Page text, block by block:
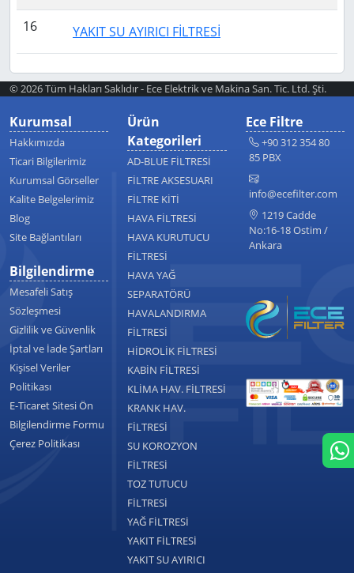
16 YAKIT SU AYIRICI FİLTRESİ
© 2026 Tüm Hakları Saklıdır - Ece Elektrik ve Makina San. Tic. Ltd. Şti.
Kurumsal
Hakkımızda
Ticari Bilgilerimiz
Kurumsal Görseller
Kalite Belgelerimiz
Blog
Site Bağlantıları
Bilgilendirme
Mesafeli Satış
Sözleşmesi
Gizlilik ve Güvenlik
İptal ve İade Şartları
Kişisel Veriler
Politikası
E-Ticaret Sitesi Ön
Bilgilendirme Formu
Çerez Politikası
Ürün
Kategorileri
AD-BLUE FİLTRESİ
FİLTRE AKSESUARI
FİLTRE KİTİ
HAVA FİLTRESİ
HAVA KURUTUCU
FİLTRESİ
HAVA YAĞ
SEPARATÖRÜ
HAVALANDIRMA
FİLTRESİ
HİDROLİK FİLTRESİ
KABİN FİLTRESİ
KLİMA HAV. FİLTRESİ
KRANK HAV.
FİLTRESİ
SU KOROZYON
FİLTRESİ
TOZ TUTUCU
FİLTRESİ
YAĞ FİLTRESİ
YAKIT FİLTRESİ
YAKIT SU AYIRICI
Ece Filtre
+90 312 354 80
85 PBX
info@ecefilter.com
1219 Cadde
No:16-18 Ostim /
Ankara